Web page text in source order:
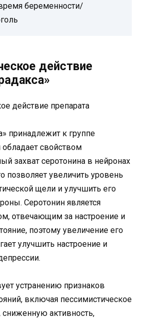
беременности/
действие
принадлежит к группе
обладает свойством
захват серотонина в нейронах
позволяет увеличить уровень
щели и улучшить его
Серотонин является
отвечающим за настроение и
поэтому увеличение его
улучшить настроение и
устранению признаков
включая пессимистическое
сниженную активность,